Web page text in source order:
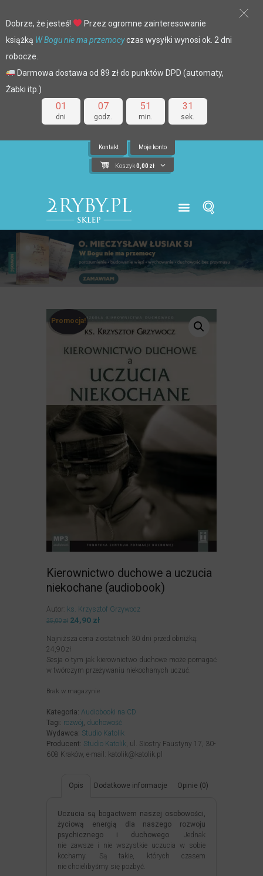
01
dni
07
godz.
51
min.
30
sek.
Dobrze, że jesteś!
Przez ogromne zainteresowanie
książką W Bogu nie ma przemocyczas wysyłki wynosi ok. 2 dni
robocze.
Darmowa dostawa od 89 zł do punktów DPD (automaty,
Żabki itp.)
Kontakt Moje konto
Koszyk 0,00 zł
Promocja!
Kierownictwo duchowe a uczucia
niekochane (audiobook)
Autor: ks. Krzysztof Grzywocz
25,00zł Pierwotna
wynosiła:
25,00zł.
24,90 złAktualna
wynosi:
Najniższa cena z ostatnich 30 dni przed obniżką:
24,90 zł
Sesja o tym jak kierownictwo duchowe może pomagać
w twórczym przeżywaniu niekochanych uczuć.
Brak w magazynie
Kategoria: Audiobooki na CD
Tagi: rozwój duchowość
Wydawca: Studio Katolik
Producent: Studio Katolik , ul. Siostry Faustyny 17, 30-
608 Kraków, e-mail: katolik@katolik.pl
Opis Dodatkowe informacje Opinie (0)
Uczucia są bogactwem naszej osobowości,
życiową energią dla naszego rozwoju
psychicznego i duchowego.
Jednak
nie zawsze i nie wszystkie uczucia w sobie
kochamy. Są takie, których czasem
nie chcielibyśmy się pozbyć.